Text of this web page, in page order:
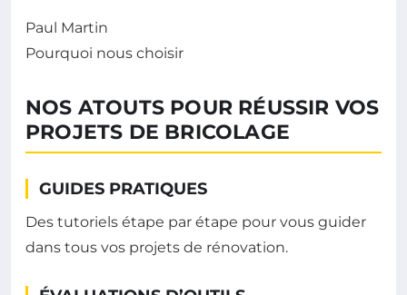
Paul Martin
Pourquoi nous choisir
NOS ATOUTS POUR RÉUSSIR VOS
PROJETS DE BRICOLAGE
GUIDES PRATIQUES
Des tutoriels étape par étape pour vous guider
dans tous vos projets de rénovation.